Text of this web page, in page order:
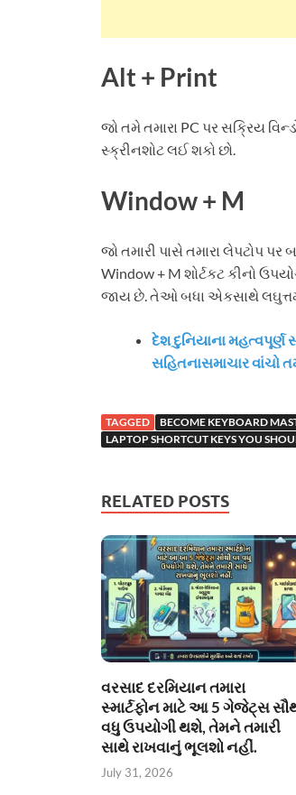
Alt + Print
જો તમે તમારા PC પર સક્રિય
સ્ક્રીનશોટ લઈ શકો છો.
Window + M
જો તમારી પાસે તમારા લેપટોપ
Window + M શોર્ટકટ કીનો
જાય છે. તેઓ બધા એકસાથે
દેશ દુનિયાના
સહિતનાસમાચાર વાંચો
TAGGED
BECOME KEYBOARD
LAPTOP SHORTCUT KEYS YOU
RELATED POSTS
વરસાદ દરમિયાન તમારા
સ્માર્ટફોન માટે આ 5 ગેજેટ્સ
વધુ ઉપયોગી થશે, તેમને તમારી
સાથે રાખવાનું ભૂલશો નહીં.
July 31, 2026